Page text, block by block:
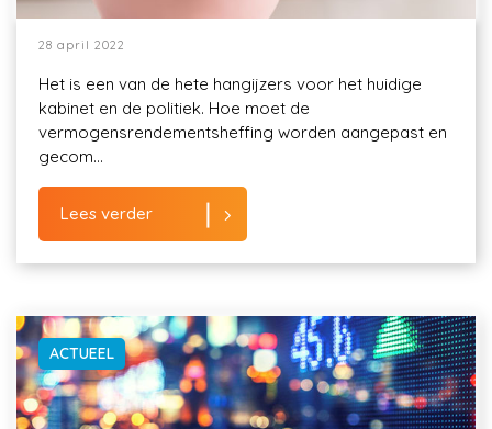
28 april 2022
Het is een van de hete hangijzers voor het huidige
kabinet en de politiek. Hoe moet de
vermogensrendementsheffing worden aangepast en
gecom...
Lees verder
ACTUEEL